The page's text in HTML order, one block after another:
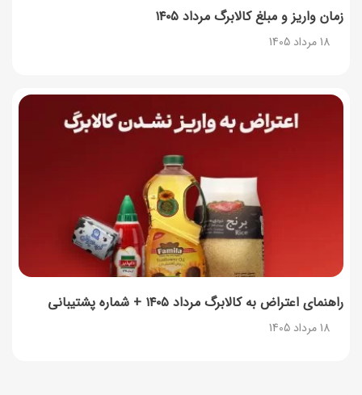
زمان واریز و مبلغ کالابرگ مرداد ۱۴۰۵
18 مرداد 1405
راهنمای اعتراض به کالابرگ مرداد ۱۴۰۵ + شماره پشتیبانی
18 مرداد 1405